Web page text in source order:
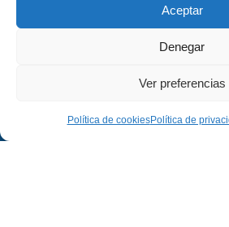
Aceptar
Denegar
Ver preferencias
Política de cookiesPolítica de